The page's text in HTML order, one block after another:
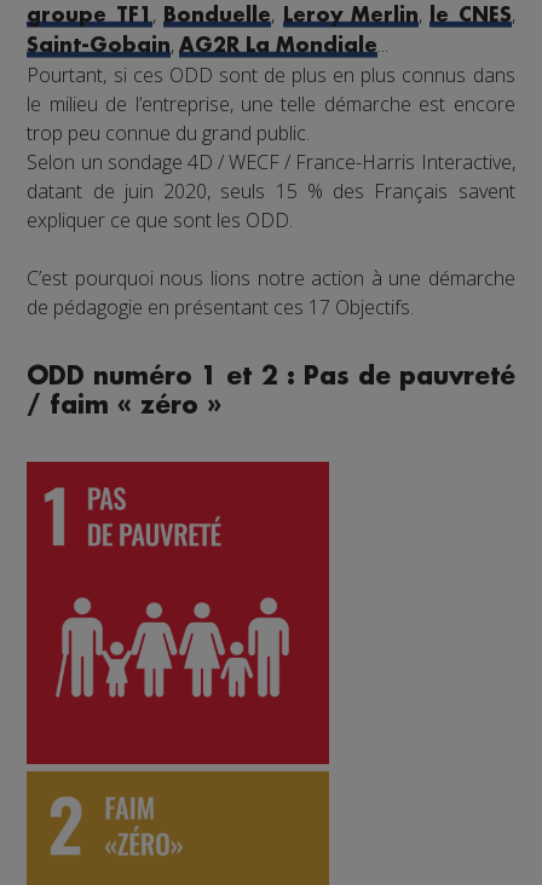
groupe TF1,Bonduelle, Leroy Merlin,le CNES,
Saint-Gobain,AG2R La Mondiale...
Pourtant, si ces ODD sont de plus en plus connus dans
le milieu de l’entreprise, une telle démarche est encore
trop peu connue du grand public.
Selon un sondage 4D / WECF / France-Harris Interactive,
datant de juin 2020, seuls 15 % des Français savent
expliquer ce que sont les ODD.
C’est pourquoi nous lions notre action à une démarche
de pédagogie en présentant ces 17 Objectifs.
ODD numéro 1 et 2 : Pas de pauvreté
/ faim « zéro »